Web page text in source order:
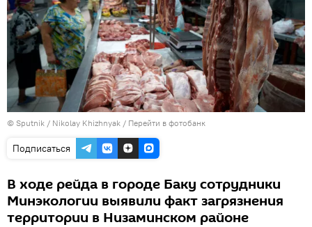
© Sputnik / Nikolay Khizhnyak / Перейти в фотобанк
Подписаться
В ходе рейда в городе Баку сотрудники
Минэкологии выявили факт загрязнения
территории в Низаминском районе